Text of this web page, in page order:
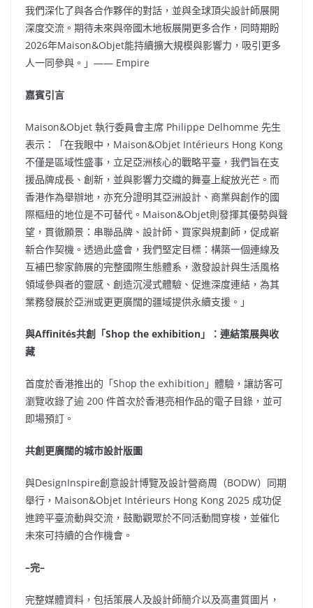
我們深化了與各合作夥伴的對話，並與全球頂尖設計師展開
深度交流。期待未來與帝國木地板展開更多合作，同時期盼
2026年Maison&Objet能持續擴大規模與影響力，吸引更多
人一同參與。」—— Empire
嘉賓引言
Maison&Objet 執行委員會主席 Philippe Delhomme 先生
表示：「在我眼中，Maison&Objet Intérieurs Hong Kong
不僅是區域性盛事，立足亞洲核心的戰略平臺，我們旨在支
援品牌成長、創新，並與影響力交織的舞臺上綻放光芒。而
香港作為舉辦地，亦充分證明其亞洲設計、商業與創作的國
際樞紐的地位是不可替代。Maison&Objet則發揮其優勢與聲
望，貫徹願景：串聯品牌、設計師、買家與規劃師，促成嶄
新合作契機。透過此盛會，我們堅定目標：構築一個連線及
互補巴黎家飾展的完整國際生態體系，激發設計與生活風格
領域參與者的靈感、創造沉浸式體驗、促進深度連結，為其
業務發展於亞洲或更更廣闊的疆域提供永續支援。」
與Affinités共創「Shop the exhibition」：連結策展與收
藏
首度於香港推出的「Shop the exhibition」體驗，讓訪客可
瀏覽收錄了逾 200 件首次於香港亮相作品的電子目錄，並可
即場預訂。
共創更廣闊的城市設計版圖
與DesignInspire創意設計博覽及設計營商周（BODW）同期
舉行，Maison&Objet Intérieurs Hong Kong 2025 成功促
進跨平臺流動與交流，鼓勵觀眾於不同活動間穿梭，並催化
未來可持續的合作機會。
–完–
完整媒體資料，包括策展人及設計師簡介以及高畫質圖片，